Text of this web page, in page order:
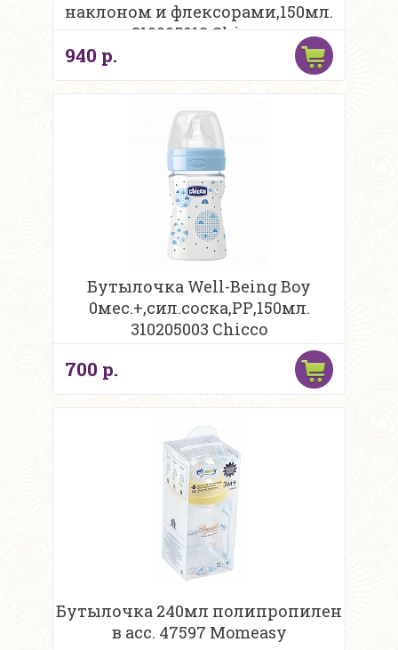
наклоном и флексорами,150мл.
310205013 Chicco
940 р.
Бутылочка Well-Being Boy
0мес.+,сил.соска,РР,150мл.
310205003 Chicco
700 р.
Бутылочка 240мл полипропилен
в асс. 47597 Momeasy